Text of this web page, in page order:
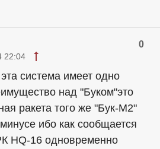
0
22:04
система имеет одно
над "Буком"это
ракета того же "Бук-М2"
ибо как сообщается
HQ-16 одновременно